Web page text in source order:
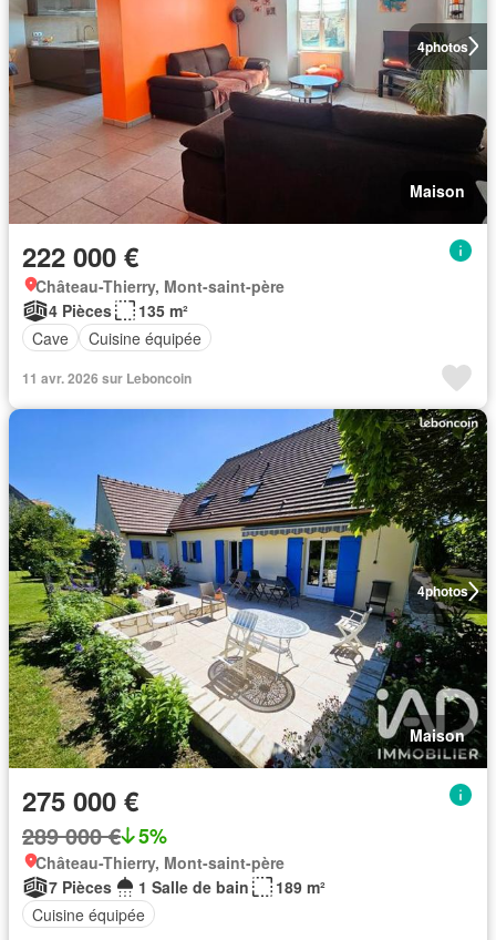
4photos
Maison
222 000 €
Château-Thierry, Mont-saint-père
4 Pièces
135 m²
Cave
Cuisine équipée
11 avr. 2026 sur Leboncoin
4photos
Maison
275 000 €
289 000 € 5%
Château-Thierry, Mont-saint-père
7 Pièces
1 Salle de bain
189 m²
Cuisine équipée